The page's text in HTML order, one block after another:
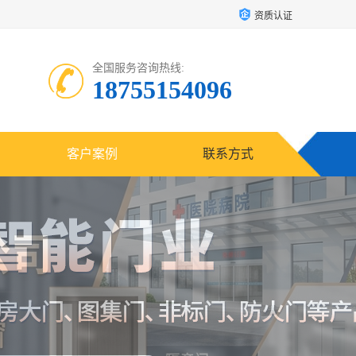
资质认证
全国服务咨询热线:
18755154096
客户案例 联系方式